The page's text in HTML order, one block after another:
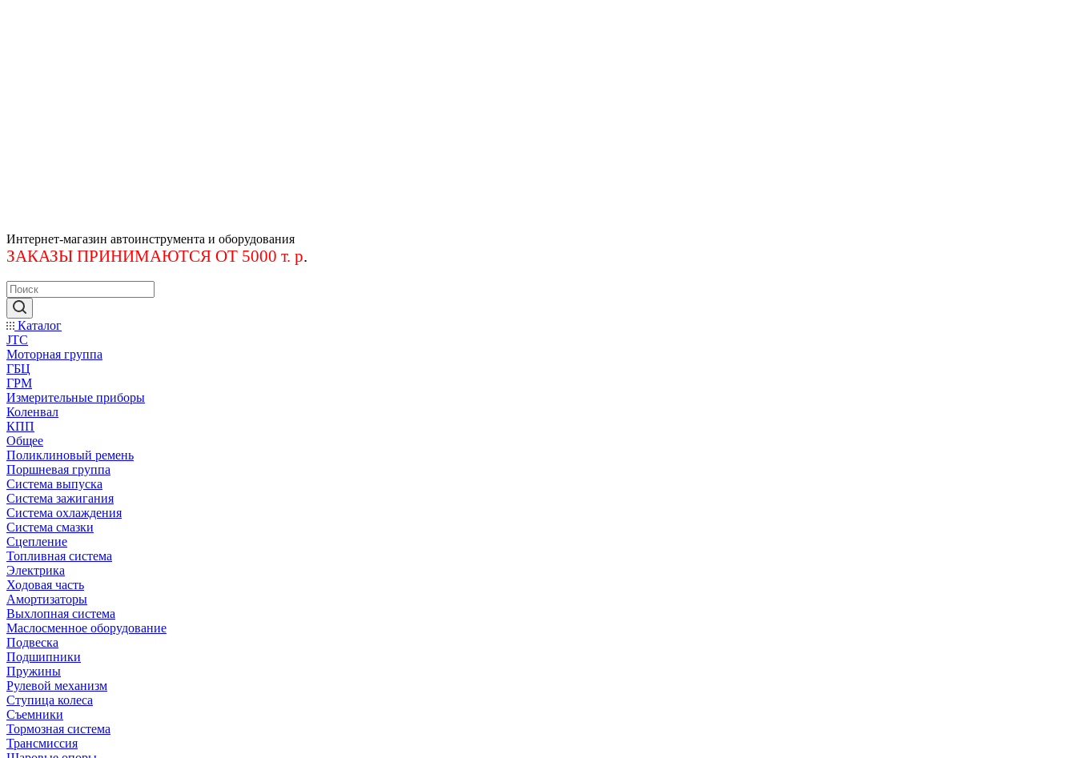
Интернет-магазин автоинструмента и оборудования
ЗАКАЗЫ ПРИНИМАЮТСЯ ОТ 5000 т. р.
Каталог
JTC
Моторная группа
ГБЦ
ГРМ
Измерительные приборы
Коленвал
КПП
Общее
Поликлиновый ремень
Поршневая группа
Система выпуска
Система зажигания
Система охлаждения
Система смазки
Сцепление
Топливная система
Электрика
Ходовая часть
Амортизаторы
Выхлопная система
Маслосменное оборудование
Подвеска
Подшипники
Пружины
Рулевой механизм
Ступица колеса
Съемники
Тормозная система
Трансмиссия